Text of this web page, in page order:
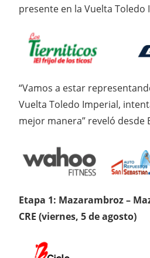
presente en la Vuelta Toledo
“Vamos a estar
Vuelta Toledo Imperial,
mejor manera” reveló desde
Etapa 1: Mazarambroz –
CRE (viernes, 5 de agosto)